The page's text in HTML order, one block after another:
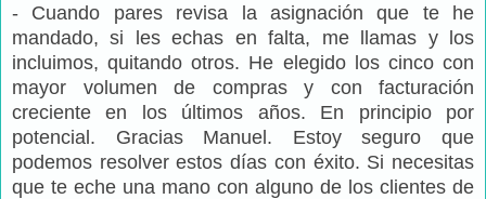
- Cuando pares revisa la asignación que te he
mandado, si les echas en falta, me llamas y los
incluimos, quitando otros. He elegido los cinco con
mayor volumen de compras y con facturación
creciente en los últimos años. En principio por
potencial. Gracias Manuel. Estoy seguro que
podemos resolver estos días con éxito. Si necesitas
que te eche una mano con alguno de los clientes de